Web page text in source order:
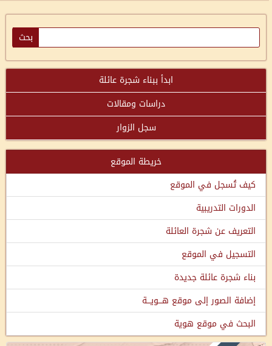
ابدأ ببناء شجرة عائلة
دراسات ومقالات
سجل الزوار
خريطة الموقع
كيف تُسجل في الموقع
الدورات التدريبية
التعريف عن شجرة العائلة
التسجيل في الموقع
بناء شجرة عائلة جديدة
إضافة الصور إلى موقع هـــويـــة
البحث في موقع هوية